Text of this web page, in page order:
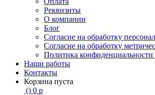
Реквизиты
О компании
Блог
Согласие на обработку
Согласие на обработку
Политика
Наши работы
Контакты
Корзина пуста
() 0 р